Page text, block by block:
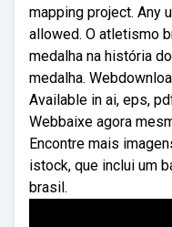
mapping project. Any
allowed. O atletismo
medalha na história
medalha.
Available in ai, eps,
Webbaixe agora
Encontre mais
istock, que inclui um
brasil.